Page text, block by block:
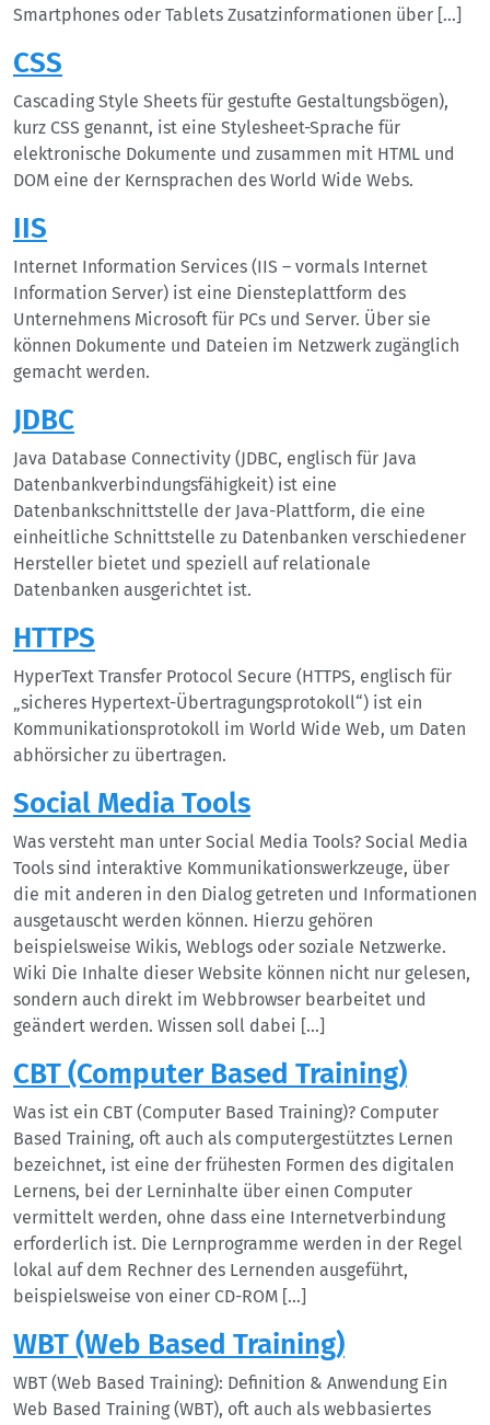
Smartphones oder Tablets Zusatzinformationen über […]
CSS
Cascading Style Sheets für gestufte Gestaltungsbögen),
kurz CSS genannt, ist eine Stylesheet-Sprache für
elektronische Dokumente und zusammen mit HTML und
DOM eine der Kernsprachen des World Wide Webs.
IIS
Internet Information Services (IIS – vormals Internet
Information Server) ist eine Diensteplattform des
Unternehmens Microsoft für PCs und Server. Über sie
können Dokumente und Dateien im Netzwerk zugänglich
gemacht werden.
JDBC
Java Database Connectivity (JDBC, englisch für Java
Datenbankverbindungsfähigkeit) ist eine
Datenbankschnittstelle der Java-Plattform, die eine
einheitliche Schnittstelle zu Datenbanken verschiedener
Hersteller bietet und speziell auf relationale
Datenbanken ausgerichtet ist.
HTTPS
HyperText Transfer Protocol Secure (HTTPS, englisch für
„sicheres Hypertext-Übertragungsprotokoll“) ist ein
Kommunikationsprotokoll im World Wide Web, um Daten
abhörsicher zu übertragen.
Social Media Tools
Was versteht man unter Social Media Tools? Social Media
Tools sind interaktive Kommunikationswerkzeuge, über
die mit anderen in den Dialog getreten und Informationen
ausgetauscht werden können. Hierzu gehören
beispielsweise Wikis, Weblogs oder soziale Netzwerke.
Wiki Die Inhalte dieser Website können nicht nur gelesen,
sondern auch direkt im Webbrowser bearbeitet und
geändert werden. Wissen soll dabei […]
CBT (Computer Based Training)
Was ist ein CBT (Computer Based Training)? Computer
Based Training, oft auch als computergestütztes Lernen
bezeichnet, ist eine der frühesten Formen des digitalen
Lernens, bei der Lerninhalte über einen Computer
vermittelt werden, ohne dass eine Internetverbindung
erforderlich ist. Die Lernprogramme werden in der Regel
lokal auf dem Rechner des Lernenden ausgeführt,
beispielsweise von einer CD-ROM […]
WBT (Web Based Training)
WBT (Web Based Training): Definition & Anwendung Ein
Web Based Training (WBT), oft auch als webbasiertes